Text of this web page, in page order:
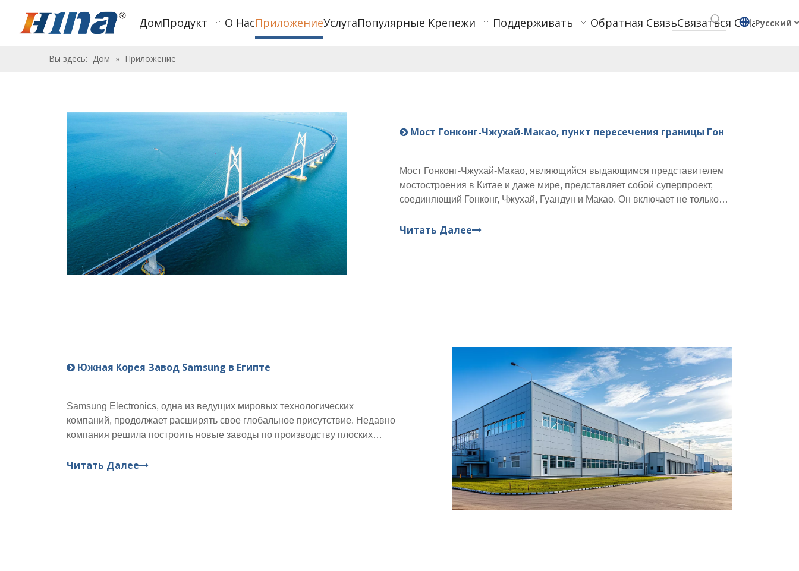
ДомПродукт О НасПриложениеУслугаПопулярные Крепежи Поддерживать Обратная СвязьСвязаться С НамиPусский
Вы здесь: Дом » Приложение
Мост Гонконг-Чжухай-Макао, пункт пересечения границы Гонконга
Мост Гонконг-Чжухай-Макао, являющийся выдающимся представителем
мостостроения в Китае и даже мире, представляет собой суперпроект,
соединяющий Гонконг, Чжухай, Гуандун и Макао. Он включает не только
мост через море
Читать Далее
Южная Корея Завод Samsung в Египте
Samsung Electronics, одна из ведущих мировых технологических
компаний, продолжает расширять свое глобальное присутствие. Недавно
компания решила построить новые заводы по производству плоских
стало важным шагом на Ближнем Востоке. Это не только отражает
Читать Далее